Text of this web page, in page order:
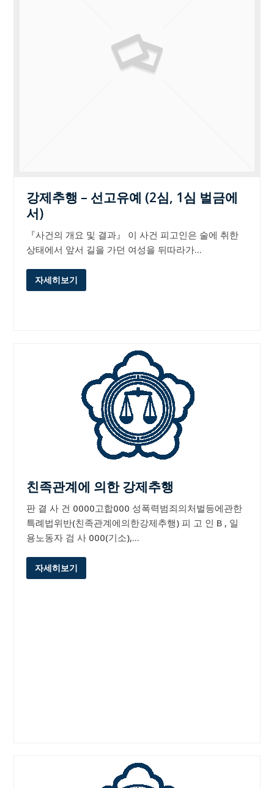
강제추행 – 선고유예 (2심, 1심 벌금에
서)
『사건의 개요 및 결과』 이 사건 피고인은 술에 취한
상태에서 앞서 길을 가던 여성을 뒤따라가…
자세히보기
친족관계에 의한 강제추행
판 결 사 건 0000고합000 성폭력범죄의처벌등에관한
특례법위반(친족관계에의한강제추행) 피 고 인 B , 일
용노동자 검 사 000(기소),…
자세히보기